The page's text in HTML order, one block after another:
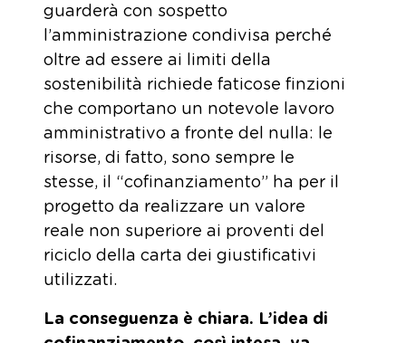
guarderà con sospetto
l’amministrazione condivisa perché
oltre ad essere ai limiti della
sostenibilità richiede faticose finzioni
che comportano un notevole lavoro
amministrativo a fronte del nulla: le
risorse, di fatto, sono sempre le
stesse, il “cofinanziamento” ha per il
progetto da realizzare un valore
reale non superiore ai proventi del
riciclo della carta dei giustificativi
utilizzati.
La conseguenza è chiara. L’idea di